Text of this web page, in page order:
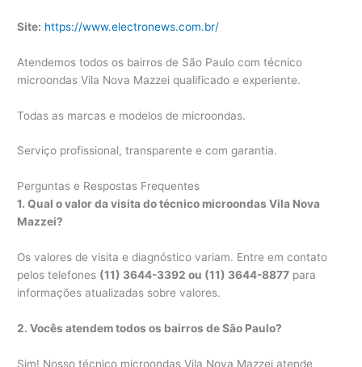
Site: https://www.electronews.com.br/
Atendemos todos os bairros de São Paulo com técnico
microondas Vila Nova Mazzei qualificado e experiente.
Todas as marcas e modelos de microondas.
Serviço profissional, transparente e com garantia.
Perguntas e Respostas Frequentes
1. Qual o valor da visita do técnico microondas Vila Nova
Mazzei?
Os valores de visita e diagnóstico variam. Entre em contato
pelos telefones (11) 3644-3392 ou (11) 3644-8877 para
informações atualizadas sobre valores.
2. Vocês atendem todos os bairros de São Paulo?
Sim! Nosso técnico microondas Vila Nova Mazzei atende